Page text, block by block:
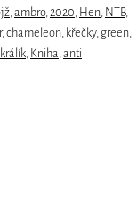
,ambro,2020, Hen, NTB,
,chameleon, křečky, green,
králík, Kniha,anti